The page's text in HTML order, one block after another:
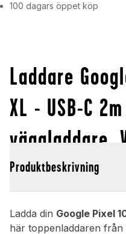
100 dagars öppet köp
Laddare
XL - USB-C
väggladdare,
Produktbeskrivning
Ladda din Google Pixel
här toppenladdaren från